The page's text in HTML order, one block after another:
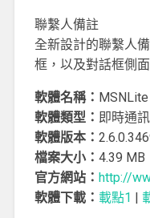
聯繫人備註
全新設計的聯繫人
框，以及對話框側
軟體名稱： MSNLite
軟體類型： 即時通訊
軟體版本：
檔案大小： 4.39 MB
官方網站： http://
軟體下載： 載點1 |